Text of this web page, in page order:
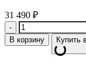
31 490 ₽
Количество
В корзину Купить